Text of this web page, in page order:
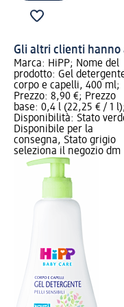
Gli altri clienti hanno
Marca: HiPP; Nome del
prodotto: Gel
corpo e capelli, 400 ml;
Prezzo: 8,90 €; Prezzo
base: 0,4 l (22,25 € / 1 l);
Disponibilità: Stato
Disponibile per la
consegna, Stato grigio
seleziona il negozio dm